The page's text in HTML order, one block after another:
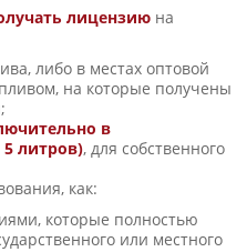
лицензию на
либо в местах оптовой
на которые получены
в
5 литров), для собственного
как:
которые полностью
или местного